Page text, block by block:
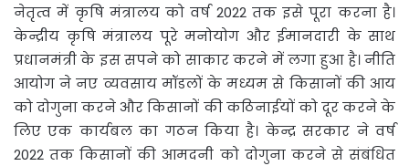
नेतृत्व में कृषि मंत्रालय को वर्ष 2022 तक इसे पूरा करना है।
केन्द्रीय कृषि मंत्रालय पूरे मनोयोग और ईमानदारी के साथ
प्रधानमंत्री के इस सपने को साकार करने में लगा हुआ है। नीति
आयोग ने नए व्यवसाय मॉडलों के मध्यम से किसानों की आय
को दोगुना करने और किसानों की कठिनाईयों को दूर करने के
लिए एक कार्यबल का गठन किया है। केन्द्र सरकार ने वर्ष
2022 तक किसानों की आमदनी को दोगुना करने से संबंधित